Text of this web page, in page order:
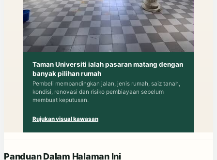
Taman Universiti ialah pasaran matang dengan
banyak pilihan rumah
Pembeli membandingkan jalan, jenis rumah, saiz tanah,
kondisi, renovasi dan risiko pembiayaan sebelum
membuat keputusan.
Rujukan visual kawasan
Panduan Dalam Halaman Ini